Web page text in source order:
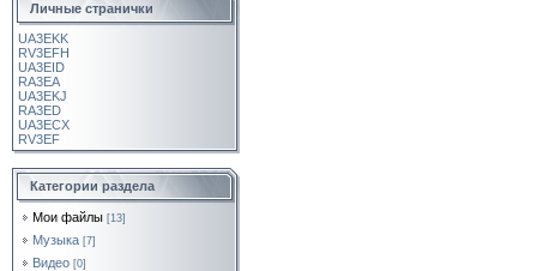
Личные странички
UA3EKK
RV3EFH
UA3EID
RA3EA
UA3EKJ
RA3ED
UA3ECX
RV3EF
Категории раздела
Мои файлы [13]
Музыка [7]
Видео [0]